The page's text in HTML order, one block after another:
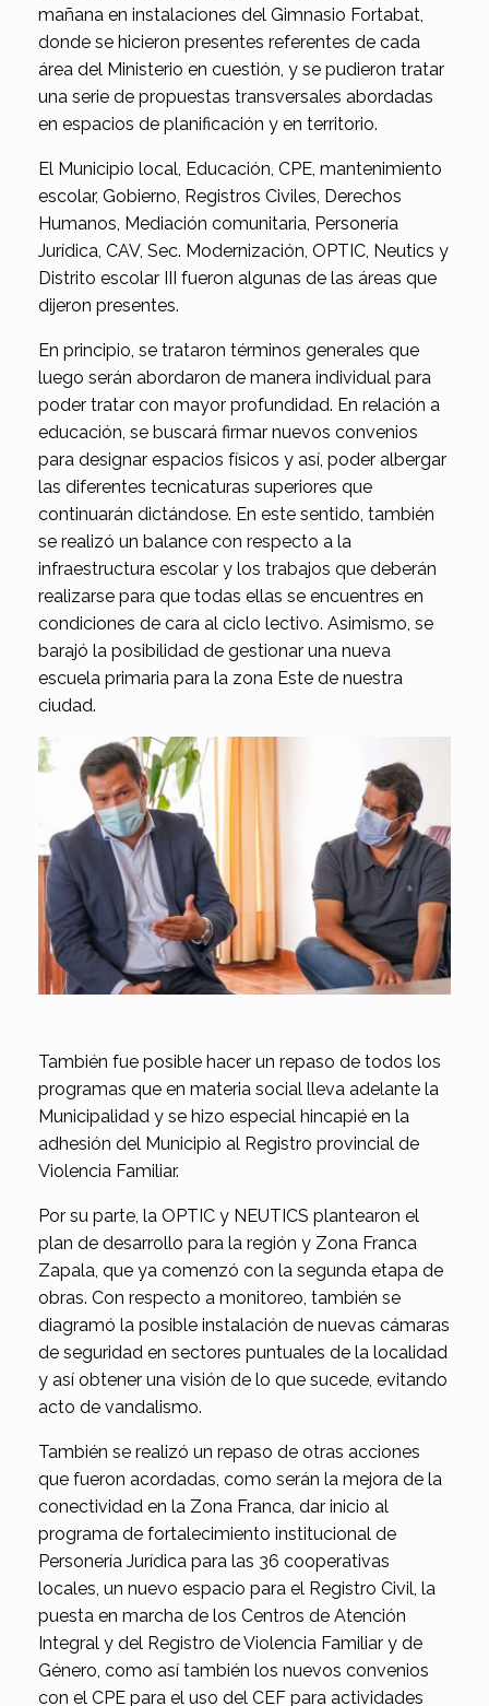
mañana en instalaciones del Gimnasio Fortabat,
donde se hicieron presentes referentes de cada
área del Ministerio en cuestión, y se pudieron tratar
una serie de propuestas transversales abordadas
en espacios de planificación y en territorio.
El Municipio local, Educación, CPE, mantenimiento
escolar, Gobierno, Registros Civiles, Derechos
Humanos, Mediación comunitaria, Personería
Jurídica, CAV, Sec. Modernización, OPTIC, Neutics y
Distrito escolar III fueron algunas de las áreas que
dijeron presentes.
En principio, se trataron términos generales que
luego serán abordaron de manera individual para
poder tratar con mayor profundidad. En relación a
educación, se buscará firmar nuevos convenios
para designar espacios físicos y así, poder albergar
las diferentes tecnicaturas superiores que
continuarán dictándose. En este sentido, también
se realizó un balance con respecto a la
infraestructura escolar y los trabajos que deberán
realizarse para que todas ellas se encuentres en
condiciones de cara al ciclo lectivo. Asimismo, se
barajó la posibilidad de gestionar una nueva
escuela primaria para la zona Este de nuestra
ciudad.
También fue posible hacer un repaso de todos los
programas que en materia social lleva adelante la
Municipalidad y se hizo especial hincapié en la
adhesión del Municipio al Registro provincial de
Violencia Familiar.
Por su parte, la OPTIC y NEUTICS plantearon el
plan de desarrollo para la región y Zona Franca
Zapala, que ya comenzó con la segunda etapa de
obras. Con respecto a monitoreo, también se
diagramó la posible instalación de nuevas cámaras
de seguridad en sectores puntuales de la localidad
y así obtener una visión de lo que sucede, evitando
acto de vandalismo.
También se realizó un repaso de otras acciones
que fueron acordadas, como serán la mejora de la
conectividad en la Zona Franca, dar inicio al
programa de fortalecimiento institucional de
Personería Jurídica para las 36 cooperativas
locales, un nuevo espacio para el Registro Civil, la
puesta en marcha de los Centros de Atención
Integral y del Registro de Violencia Familiar y de
Género, como así también los nuevos convenios
con el CPE para el uso del CEF para actividades